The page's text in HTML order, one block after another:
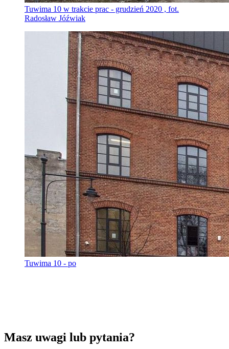
Tuwima 10 w trakcie prac - grudzień 2020 , fot.
Radosław Jóźwiak
Tuwima 10 - po
Masz uwagi lub pytania?